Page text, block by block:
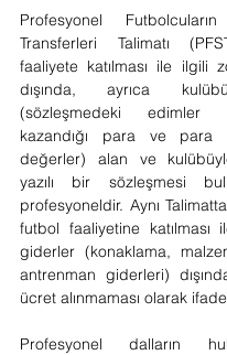
Profesyonel
Transferleri Talimatı
faaliyete katılması ile ilgili
dışında, ayrıca
(sözleşmedeki edimler
kazandığı para ve para
değerler) alan ve
yazılı bir sözleşmesi
profesyoneldir. Aynı
futbol faaliyetine katılması
giderler (konaklama,
antrenman giderleri)
ücret alınmaması olarak
Profesyonel dalların